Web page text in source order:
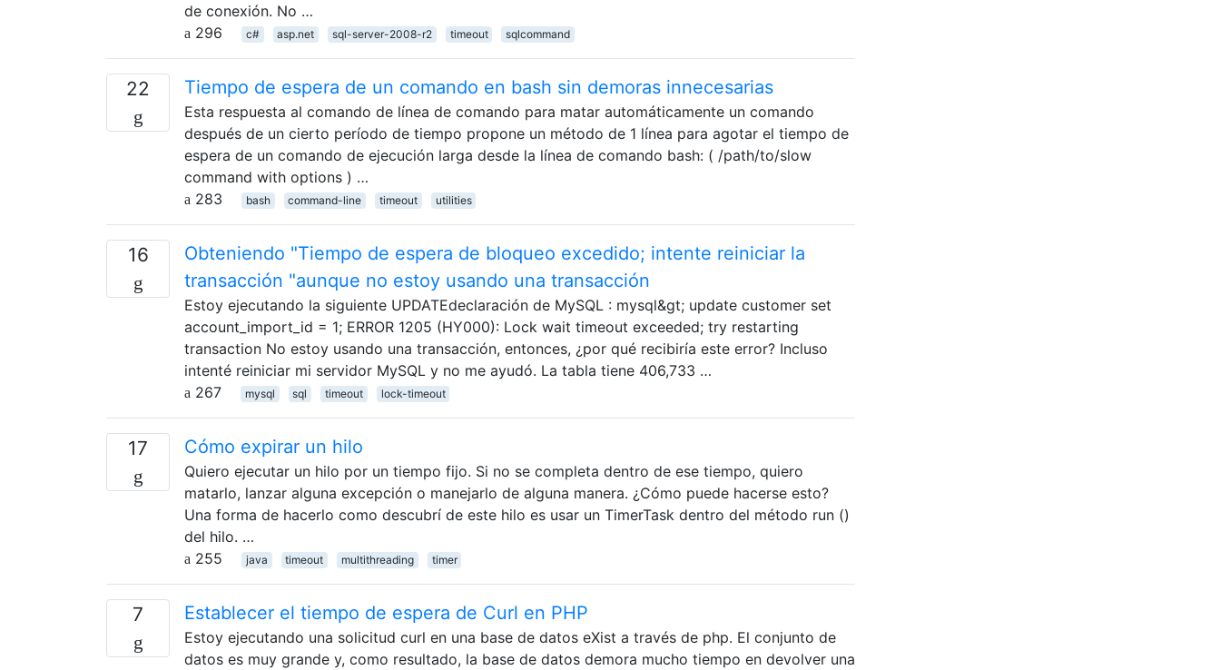
de conexión. No …
296
c# asp.net sql-server-2008-r2 timeout sqlcommand
22 Tiempo de espera de un comando en bash sin demoras innecesarias
Esta respuesta al comando de línea de comando para matar automáticamente un comando
después de un cierto período de tiempo propone un método de 1 línea para agotar el tiempo de
espera de un comando de ejecución larga desde la línea de comando bash: ( /path/to/slow
command with options ) …
283
bash command-line timeout utilities
16
Obteniendo "Tiempo de espera de bloqueo excedido; intente reiniciar la
transacción "aunque no estoy usando una transacción
Estoy ejecutando la siguiente UPDATEdeclaración de MySQL : mysql&gt; update customer set
account_import_id = 1; ERROR 1205 (HY000): Lock wait timeout exceeded; try restarting
transaction No estoy usando una transacción, entonces, ¿por qué recibiría este error? Incluso
intenté reiniciar mi servidor MySQL y no me ayudó. La tabla tiene 406,733 …
267
mysql sql timeout lock-timeout
17 Cómo expirar un hilo
Quiero ejecutar un hilo por un tiempo fijo. Si no se completa dentro de ese tiempo, quiero
matarlo, lanzar alguna excepción o manejarlo de alguna manera. ¿Cómo puede hacerse esto?
Una forma de hacerlo como descubrí de este hilo es usar un TimerTask dentro del método run ()
del hilo. …
255
java timeout multithreading timer
7 Establecer el tiempo de espera de Curl en PHP
Estoy ejecutando una solicitud curl en una base de datos eXist a través de php. El conjunto de
datos es muy grande y, como resultado, la base de datos demora mucho tiempo en devolver una